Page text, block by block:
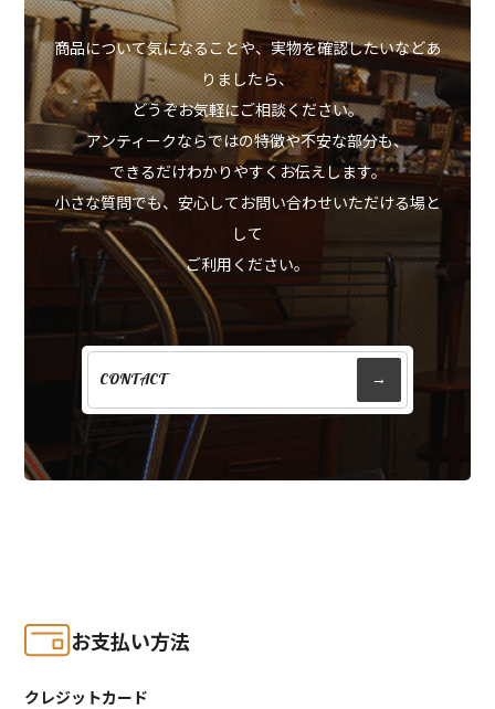
商品について気になることや、実物を確認したいなどあ
りましたら、
どうぞお気軽にご相談ください。
アンティークならではの特徴や不安な部分も、
できるだけわかりやすくお伝えします。
小さな質問でも、安心してお問い合わせいただける場と
して
ご利用ください。
CONTACT →
お支払い方法
クレジットカード